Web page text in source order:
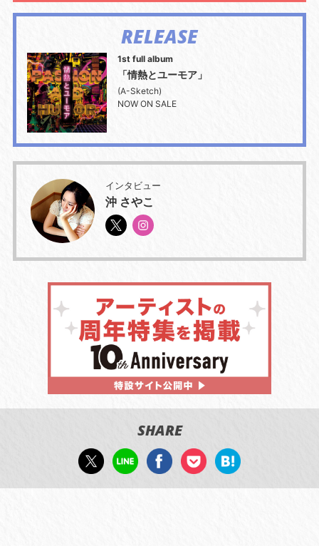
RELEASE
1st full album
「情熱とユーモア」
(A-Sketch)
NOW ON SALE
インタビュー
沖 さやこ
SHARE